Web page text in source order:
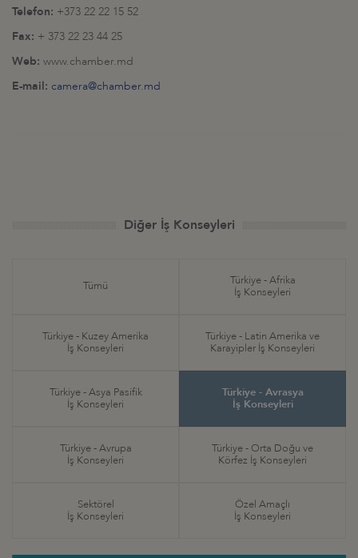
Telefon: +373 22 22 15 52
Fax: + 373 22 23 44 25
Web: www.chamber.md
E-mail: camera@chamber.md
Diğer İş Konseyleri
Tümü
Türkiye - Afrika
İş Konseyleri
Türkiye - Kuzey Amerika
İş Konseyleri
Türkiye - Latin Amerika ve
Karayipler İş Konseyleri
Türkiye - Asya Pasifik
İş Konseyleri
Türkiye - Avrasya
İş Konseyleri
Türkiye - Avrupa
İş Konseyleri
Türkiye - Orta Doğu ve
Körfez İş Konseyleri
Sektörel
İş Konseyleri
Özel Amaçlı
İş Konseyleri